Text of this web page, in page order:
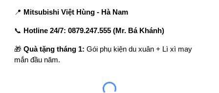
📍 Mitsubishi Việt Hùng - Hà Nam
📞 Hotline 24/7: 0879.247.555 (Mr. Bá Khánh)
🎁Quà tặng tháng 1: Gói phụ kiện du xuân + Lì xì may
mắn đầu năm.